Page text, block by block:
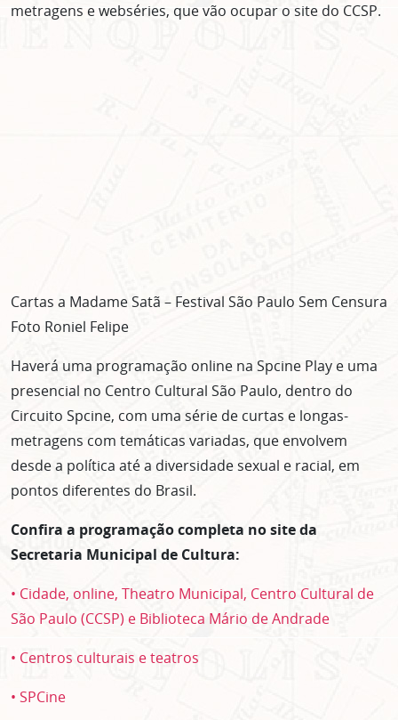
metragens e webséries, que vão ocupar o site do CCSP.
Cartas a Madame Satã – Festival São Paulo Sem Censura
Foto Roniel Felipe
Haverá uma programação online na Spcine Play e uma
presencial no Centro Cultural São Paulo, dentro do
Circuito Spcine, com uma série de curtas e longas-
metragens com temáticas variadas, que envolvem
desde a política até a diversidade sexual e racial, em
pontos diferentes do Brasil.
Confira a programação completa no site da
Secretaria Municipal de Cultura:
• Cidade, online, Theatro Municipal, Centro Cultural de
São Paulo (CCSP) e Biblioteca Mário de Andrade
• Centros culturais e teatros
• SPCine
ASSINE GRATUITAMENTE
NOSSA NEWSLETTER!
Clique no botão abaixo para receber notícias sobre o
centro de São Paulo no seu email.